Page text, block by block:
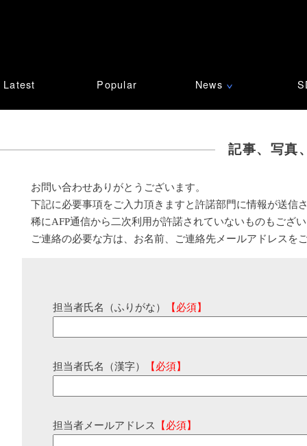
Latest Popular News ∨
記事、写真
お問い合わせありがとうございます。
下記に必要事項をご入力頂きますと許諾部門に情報が送信
稀にAFP通信から二次利用が許諾されていないものもござ
ご連絡の必要な方は、お名前、ご連絡先メールアドレスを
担当者氏名（ふりがな） 【必須】
担当者氏名（漢字） 【必須】
担当者メールアドレス 【必須】